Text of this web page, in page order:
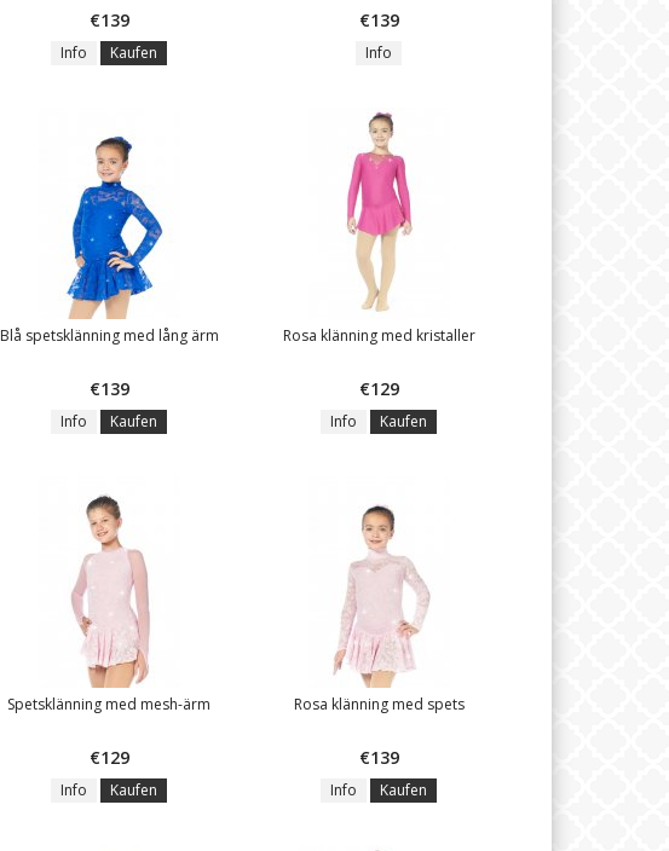
€139
Info Kaufen
€139
Info
Blå spetsklänning med lång ärm
€139
Info Kaufen
Rosa klänning med kristaller
€129
Info Kaufen
Spetsklänning med mesh-ärm
€129
Info Kaufen
Rosa klänning med spets
€139
Info Kaufen